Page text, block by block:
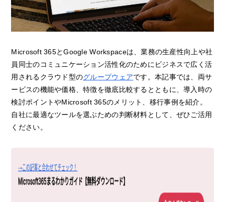
Microsoft 365とGoogle Workspaceは、業務の生産性向上や社
員同士のコミュニケーション活性化のためにビジネスで広く活
用されるクラウド型のグループウェアです。本記事では、両サ
ービスの機能や価格、特徴を徹底比較するとともに、導入時の
検討ポイントやMicrosoft 365のメリット、移行事例を紹介。
自社に最適なツールを選ぶための判断材料として、ぜひご活用
ください。